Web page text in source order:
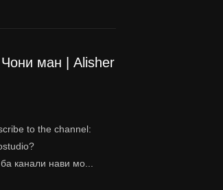
ман | Alisher
to the channel:
канали нави мо...